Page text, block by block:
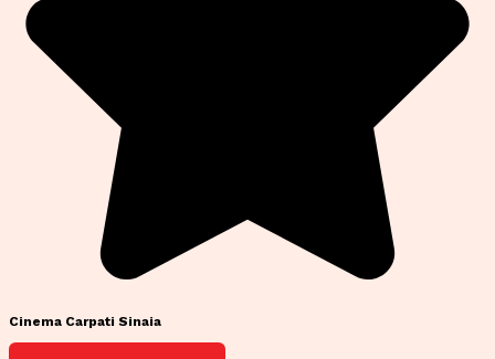
Cinema Carpati Sinaia